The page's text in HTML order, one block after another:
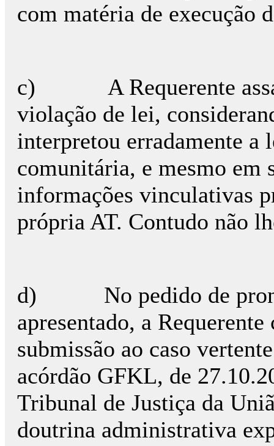
com matéria de execução
c) A Requerente
violação de lei,
interpretou erradamente a
comunitária, e mesmo em
informações vinculativas
própria AT. Contudo não
d) No pedido de
apresentado, a
submissão ao caso
acórdão GFKL, de
Tribunal de Justiça da
doutrina administrativa